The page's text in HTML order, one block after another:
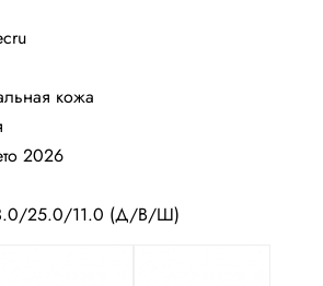
кожа
2026
25.0/11.0 (Д/В/Ш)